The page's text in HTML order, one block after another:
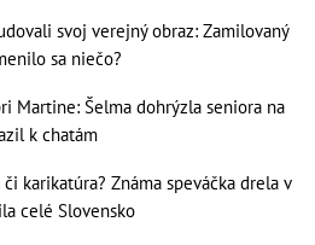
svoj verejný obraz: Zamilovaný
sa niečo?
Martine: Šelma dohrýzla seniora na
k chatám
karikatúra? Známa speváčka drela v
celé Slovensko